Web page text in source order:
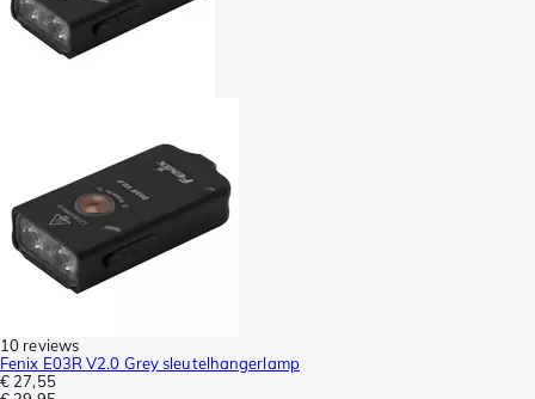
10 reviews
Fenix E03R V2.0 Grey sleutelhangerlamp
€ 27,55